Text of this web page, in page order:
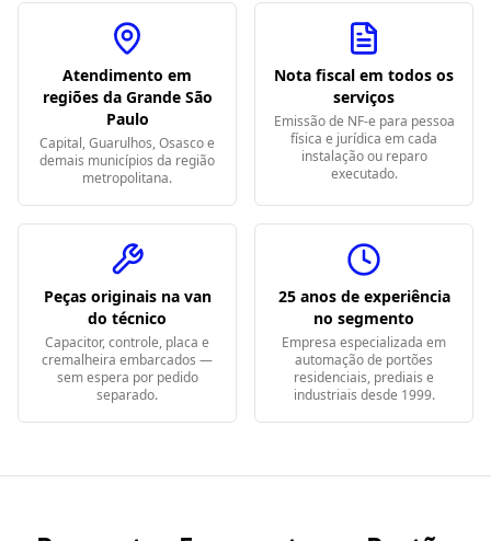
Atendimento em
regiões da Grande São
Paulo
Capital, Guarulhos, Osasco e
demais municípios da região
metropolitana.
Nota fiscal em todos os
serviços
Emissão de NF-e para pessoa
física e jurídica em cada
instalação ou reparo
executado.
Peças originais na van
do técnico
Capacitor, controle, placa e
cremalheira embarcados —
sem espera por pedido
separado.
25 anos de experiência
no segmento
Empresa especializada em
automação de portões
residenciais, prediais e
industriais desde 1999.